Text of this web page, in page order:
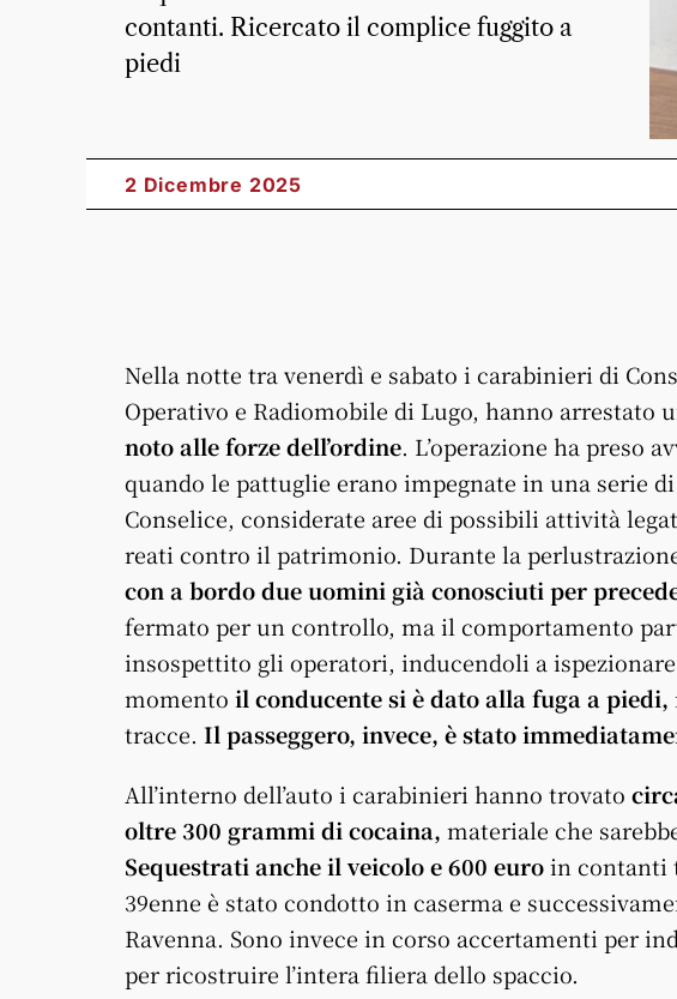
contanti. Ricercato il complice fuggito a
piedi
2 Dicembre 2025
Nella notte tra venerdì e sabato i carabinieri di
Operativo e Radiomobile di Lugo, hanno arrestato
noto alle forze dell’ordine. L’operazione ha preso
quando le pattuglie erano impegnate in una serie
Conselice, considerate aree di possibili attività
reati contro il patrimonio. Durante la
con a bordo due uomini già conosciuti per
fermato per un controllo, ma il comportamento
insospettito gli operatori, inducendoli a
momento il conducente si è dato alla fuga a piedi,
tracce. Il passeggero, invece, è stato
All’interno dell’auto i carabinieri hanno trovato
oltre 300 grammi di cocaina, materiale che
Sequestrati anche il veicolo e 600 euroin contanti
39enne è stato condotto in caserma e
Ravenna. Sono invece in corso accertamenti per
per ricostruire l’intera filiera dello spaccio.